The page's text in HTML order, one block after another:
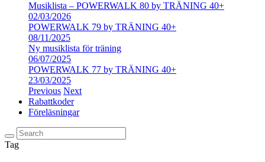
Musiklista – POWERWALK 80 by TRÄNING 40+
02/03/2026
POWERWALK 79 by TRÄNING 40+
08/11/2025
Ny musiklista för träning
06/07/2025
POWERWALK 77 by TRÄNING 40+
23/03/2025
Previous Next
Rabattkoder
Föreläsningar
Tag